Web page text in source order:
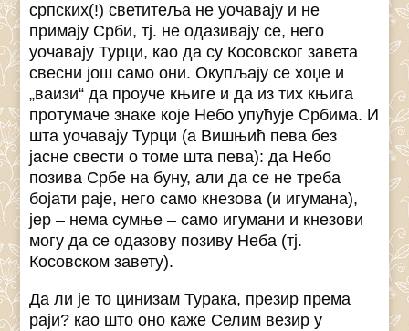
српских(!) светитеља не уочавају и не
примају Срби, тј. не одазивају се, него
уочавају Турци, као да су Косовског завета
свесни још само они. Окупљају се хоџе и
„ваизи“ да проуче књиге и да из тих књига
протумаче знаке које Небо упућује Србима. И
шта уочавају Турци (а Вишњић пева без
јасне свести о томе шта пева): да Небо
позива Србе на буну, али да се не треба
бојати раје, него само кнезова (и игумана),
јер – нема сумње – само игумани и кнезови
могу да се одазову позиву Неба (тј.
Косовском завету).
Да ли је то цинизам Турака, презир према
раји? као што оно каже Селим везир у